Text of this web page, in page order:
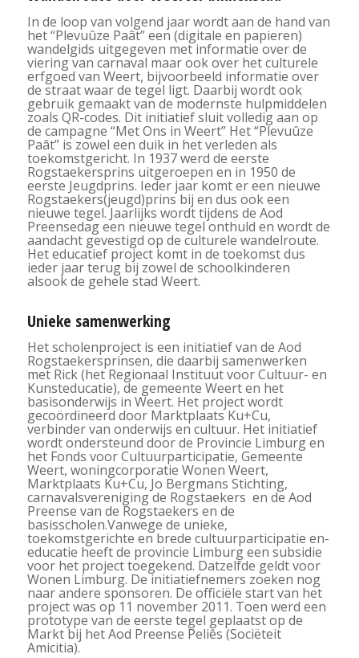
In de loop van volgend jaar wordt aan de hand van
het “Plevuûze Paât” een (digitale en papieren)
wandelgids uitgegeven met informatie over de
viering van carnaval maar ook over het culturele
erfgoed van Weert, bijvoorbeeld informatie over
de straat waar de tegel ligt. Daarbij wordt ook
gebruik gemaakt van de modernste hulpmiddelen
zoals QR-codes. Dit initiatief sluit volledig aan op
de campagne “Met Ons in Weert” Het “Plevuûze
Paât” is zowel een duik in het verleden als
toekomstgericht. In 1937 werd de eerste
Rogstaekersprins uitgeroepen en in 1950 de
eerste Jeugdprins. Ieder jaar komt er een nieuwe
Rogstaekers(jeugd)prins bij en dus ook een
nieuwe tegel. Jaarlijks wordt tijdens de Aod
Preensedag een nieuwe tegel onthuld en wordt de
aandacht gevestigd op de culturele wandelroute.
Het educatief project komt in de toekomst dus
ieder jaar terug bij zowel de schoolkinderen
alsook de gehele stad Weert.
Unieke samenwerking
Het scholenproject is een initiatief van de Aod
Rogstaekersprinsen, die daarbij samenwerken
met Rick (het Regionaal Instituut voor Cultuur- en
Kunsteducatie), de gemeente Weert en het
basisonderwijs in Weert. Het project wordt
gecoördineerd door Marktplaats Ku+Cu,
verbinder van onderwijs en cultuur. Het initiatief
wordt ondersteund door de Provincie Limburg en
het Fonds voor Cultuurparticipatie, Gemeente
Weert, woningcorporatie Wonen Weert,
Marktplaats Ku+Cu, Jo Bergmans Stichting,
carnavalsvereniging de Rogstaekers en de Aod
Preense van de Rogstaekers en de
basisscholen.Vanwege de unieke,
toekomstgerichte en brede cultuurparticipatie en-
educatie heeft de provincie Limburg een subsidie
voor het project toegekend. Datzelfde geldt voor
Wonen Limburg. De initiatiefnemers zoeken nog
naar andere sponsoren. De officiële start van het
project was op 11 november 2011. Toen werd een
prototype van de eerste tegel geplaatst op de
Markt bij het Aod Preense Peliês (Sociëteit
Amicitia).